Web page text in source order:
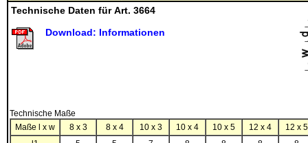
Technische Daten für Art. 3664
Download: Informationen
Technische Maße
Maße l x w
8 x 3 8 x 4 10 x 3 10 x 4 10 x 5 12 x 4
12 x 5